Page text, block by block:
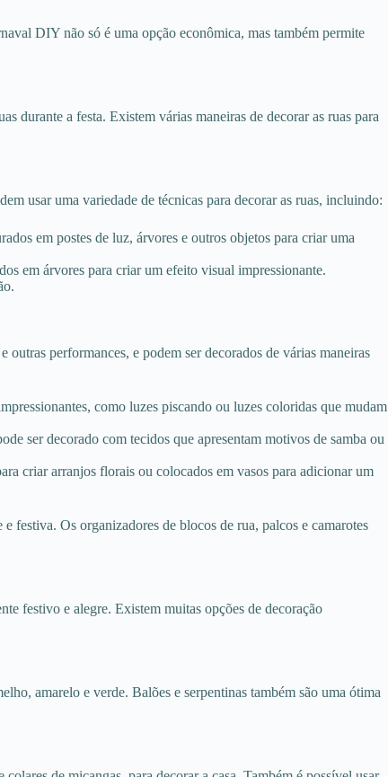
DIY não só é uma opção econômica, mas também permite
durante a festa. Existem várias maneiras de decorar as ruas para
usar uma variedade de técnicas para decorar as ruas, incluindo:
em postes de luz, árvores e outros objetos para criar uma
em árvores para criar um efeito visual impressionante.
outras performances, e podem ser decorados de várias maneiras
como luzes piscando ou luzes coloridas que mudam
ser decorado com tecidos que apresentam motivos de samba ou
criar arranjos florais ou colocados em vasos para adicionar um
festiva. Os organizadores de blocos de rua, palcos e camarotes
festivo e alegre. Existem muitas opções de decoração
amarelo e verde. Balões e serpentinas também são uma ótima